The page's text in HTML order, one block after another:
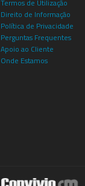
Termos de Utilização
Direito de Informação
Política de Privacidade
Perguntas Frequentes
Apoio ao Cliente
Onde Estamos